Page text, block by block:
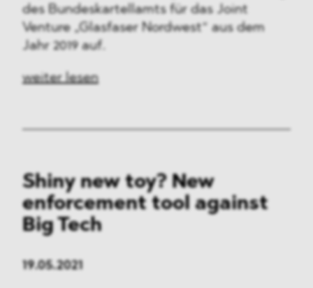
des Bundeskartellamts für das Joint
Venture „Glasfaser Nordwest“ aus dem
Jahr 2019 auf.
weiter lesen
Shiny new toy? New
enforcement tool against
Big Tech
19.05.2021